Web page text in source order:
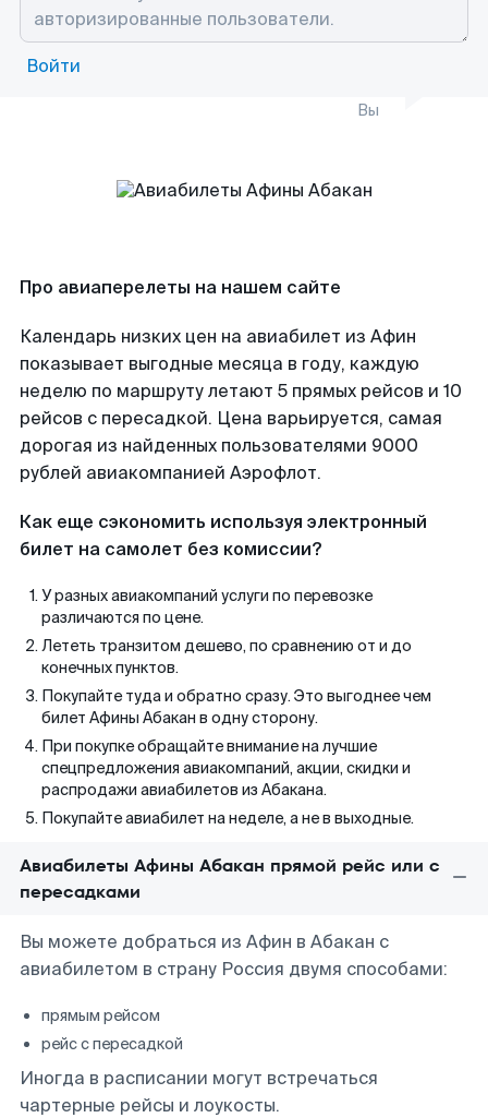
Войти
Вы
Про авиаперелеты на нашем сайте
Календарь низких цен на авиабилет из Афин
показывает выгодные месяца в году, каждую
неделю по маршруту летают 5 прямых рейсов и 10
рейсов с пересадкой. Цена варьируется, самая
дорогая из найденных пользователями 9000
рублей авиакомпанией Аэрофлот.
Как еще сэкономить используя электронный
билет на самолет без комиссии?
У разных авиакомпаний услуги по перевозке
различаются по цене.
Лететь транзитом дешево, по сравнению от и до
конечных пунктов.
Покупайте туда и обратно сразу. Это выгоднее чем
билет Афины Абакан в одну сторону.
При покупке обращайте внимание на лучшие
спецпредложения авиакомпаний, акции, скидки и
распродажи авиабилетов из Абакана.
Покупайте авиабилет на неделе, а не в выходные.
Авиабилеты Афины Абакан прямой рейс или с
пересадками
Вы можете добраться из Афин в Абакан с
авиабилетом в страну Россия двумя способами:
прямым рейсом
рейс с пересадкой
Иногда в расписании могут встречаться
чартерные рейсы и лоукосты.